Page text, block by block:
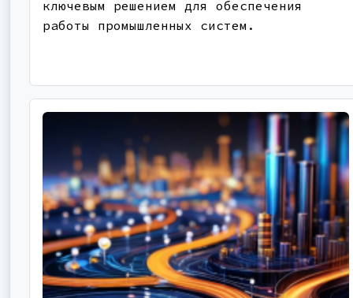
ключевым решением для обеспечения
работы промышленных систем.